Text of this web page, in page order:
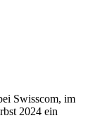
Swisscom, im
2024 ein